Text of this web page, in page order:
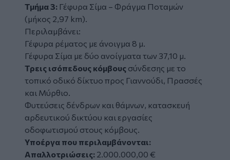
Τμήμα 3: Γέφυρα Σίμα – Φράγμα Ποταμών
(μήκος 2,97 km).
Περιλαμβάνει:
Γέφυρα ρέματος με άνοιγμα 8 μ.
Γέφυρα Σίμα με δύο ανοίγματα των 37,10 μ.
Τρεις ισόπεδους κόμβους σύνδεσης με το
τοπικό οδικό δίκτυο προς Γιαννούδι, Πρασσές
και Μύρθιο.
Φυτεύσεις δένδρων και θάμνων, κατασκευή
αρδευτικού δικτύου και εργασίες
οδοφωτισμού στους κόμβους.
Υποέργα που περιλαμβάνονται:
Απαλλοτριώσεις: 2.000.000,00 €